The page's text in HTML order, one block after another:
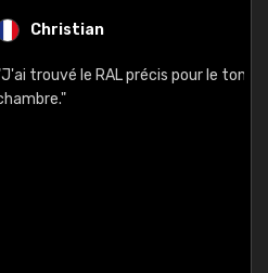
précis pour le ton de ma